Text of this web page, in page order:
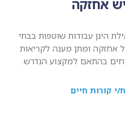
אחזקה
הינן עבודות שוטפות בבתי
אחזקה ומתן מענה לקריאות
בהתאם למקצוע הנדרש.
י קורות חיים